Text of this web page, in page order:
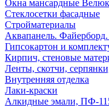
Окна мансардные
Стеклосетки фасадные
Стройматериалы
Аквапанель.
Гипсокартон и
Кирпич, стеновые
Ленты, скотчи,
Внутренняя отделка
Лаки-краски
Алкидные эмали, ПФ-